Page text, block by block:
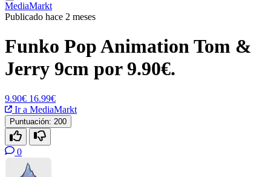
MediaMarkt
Publicado hace 2 meses
Funko Pop Animation Tom &
Jerry 9cm por 9.90€.
9.90€ 16.99€
Ir a MediaMarkt
Puntuación: 200
0